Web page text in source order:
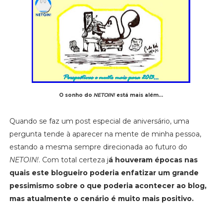
O sonho do NETOIN!está mais além...
Quando se faz um post especial de aniversário, uma
pergunta tende à aparecer na mente de minha pessoa,
estando a mesma sempre direcionada ao futuro do
NETOIN!. Com total certeza já houveram épocas nas
quais este blogueiro poderia enfatizar um grande
pessimismo sobre o que poderia acontecer ao blog,
mas atualmente o cenário é muito mais positivo.